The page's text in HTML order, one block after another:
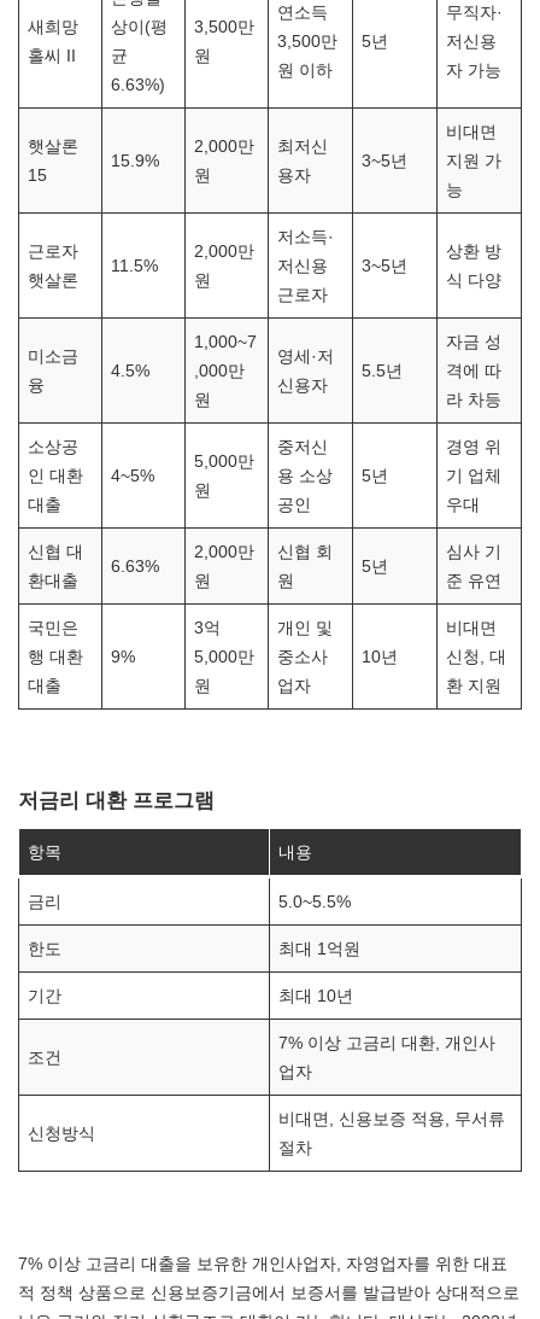
새희망
홀씨 II
상이(평
균
6.63%)
3,500만
원
연소득
3,500만
원 이하
5년
무직자·
저신용
자 가능
햇살론
15
15.9%
2,000만
원
최저신
용자
3~5년
비대면
지원 가
능
근로자
햇살론
11.5%
2,000만
원
저소득·
저신용
근로자
3~5년
상환 방
식 다양
미소금
융
4.5%
1,000~7
,000만
원
영세·저
신용자
5.5년
자금 성
격에 따
라 차등
소상공
인 대환
대출
4~5%
5,000만
원
중저신
용 소상
공인
5년
경영 위
기 업체
우대
신협 대
환대출
6.63%
2,000만
원
신협 회
원
5년
심사 기
준 유연
국민은
행 대환
대출
9%
3억
5,000만
원
개인 및
중소사
업자
10년
비대면
신청, 대
환 지원
저금리 대환 프로그램
항목 내용
금리 5.0~5.5%
한도 최대 1억원
기간 최대 10년
조건
7% 이상 고금리 대환, 개인사
업자
신청방식
비대면, 신용보증 적용, 무서류
절차
7% 이상 고금리 대출을 보유한 개인사업자, 자영업자를 위한 대표
적 정책 상품으로 신용보증기금에서 보증서를 발급받아 상대적으로